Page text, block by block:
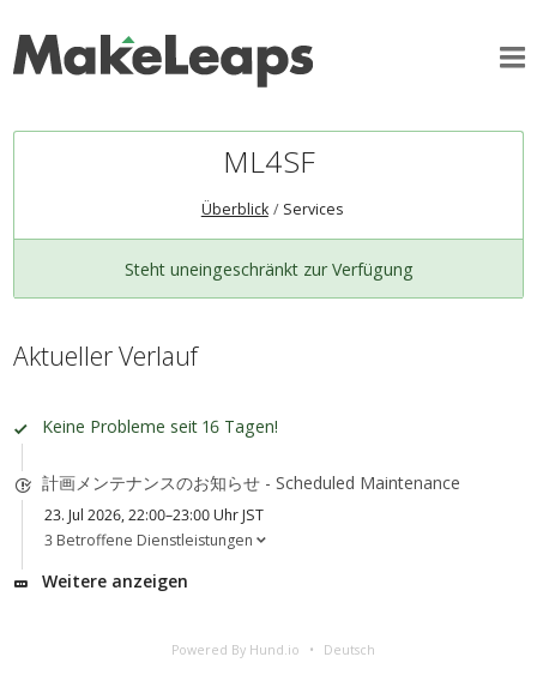
ML4SF
Überblick Services
Steht uneingeschränkt zur Verfügung
Aktueller Verlauf
Keine Probleme seit 16 Tagen!
計画メンテナンスのお知らせ - Scheduled Maintenance
23. Jul 2026, 22:00–23:00 Uhr JST
3 Betroffene Dienstleistungen
Weitere anzeigen
Powered By Hund.io Deutsch